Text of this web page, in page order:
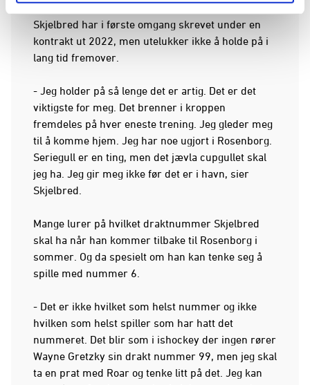
Skjelbred har i første omgang skrevet under en
kontrakt ut 2022, men utelukker ikke å holde på i
lang tid fremover.
- Jeg holder på så lenge det er artig. Det er det
viktigste for meg. Det brenner i kroppen
fremdeles på hver eneste trening. Jeg gleder meg
til å komme hjem. Jeg har noe ugjort i Rosenborg.
Seriegull er en ting, men det jævla cupgullet skal
jeg ha. Jeg gir meg ikke før det er i havn, sier
Skjelbred.
Mange lurer på hvilket draktnummer Skjelbred
skal ha når han kommer tilbake til Rosenborg i
sommer. Og da spesielt om han kan tenke seg å
spille med nummer 6.
- Det er ikke hvilket som helst nummer og ikke
hvilken som helst spiller som har hatt det
nummeret. Det blir som i ishockey der ingen rører
Wayne Gretzky sin drakt nummer 99, men jeg skal
ta en prat med Roar og tenke litt på det. Jeg kan